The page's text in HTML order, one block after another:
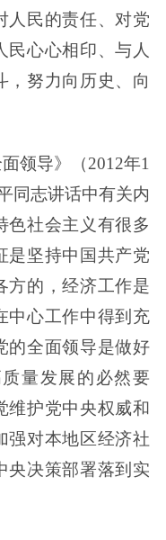
人民的责任、对党
民心心相印、与人
，努力向历史、向
领导》（2012年1
同志讲话中有关内
色社会主义有很多
是坚持中国共产党
方的，经济工作是
中心工作中得到充
的全面领导是做好
量发展的必然要
维护党中央权威和
强对本地区经济社
央决策部署落到实